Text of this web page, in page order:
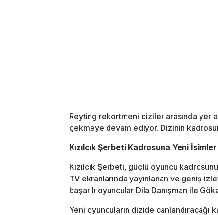
Reyting rekortmeni diziler arasında yer
çekmeye devam ediyor. Dizinin
Kızılcık Şerbeti Kadrosuna Yeni
Kızılcık Şerbeti, güçlü oyuncu
TV ekranlarında yayınlanan ve geniş
başarılı oyuncular Dila Danışman ile
Yeni oyuncuların dizide